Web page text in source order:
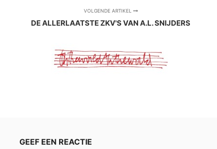
VOLGENDE ARTIKEL
DE ALLERLAATSTE ZKV'S VAN A.L. SNIJDERS
GEEF EEN REACTIE